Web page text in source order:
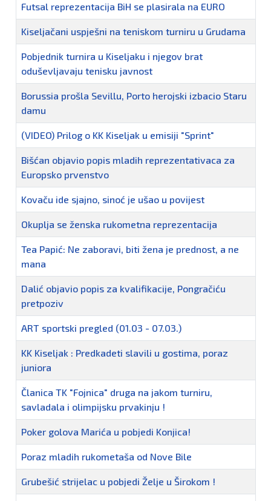
Futsal reprezentacija BiH se plasirala na EURO
Kiseljačani uspješni na teniskom turniru u Grudama
Pobjednik turnira u Kiseljaku i njegov brat
oduševljavaju tenisku javnost
Borussia prošla Sevillu, Porto herojski izbacio Staru
damu
(VIDEO) Prilog o KK Kiseljak u emisiji "Sprint"
Bišćan objavio popis mladih reprezentativaca za
Europsko prvenstvo
Kovaču ide sjajno, sinoć je ušao u povijest
Okuplja se ženska rukometna reprezentacija
Tea Papić: Ne zaboravi, biti žena je prednost, a ne
mana
Dalić objavio popis za kvalifikacije, Pongračiću
pretpoziv
ART sportski pregled (01.03 - 07.03.)
KK Kiseljak : Predkadeti slavili u gostima, poraz
juniora
Članica TK "Fojnica" druga na jakom turniru,
savladala i olimpijsku prvakinju !
Poker golova Marića u pobjedi Konjica!
Poraz mladih rukometaša od Nove Bile
Grubešić strijelac u pobjedi Želje u Širokom !